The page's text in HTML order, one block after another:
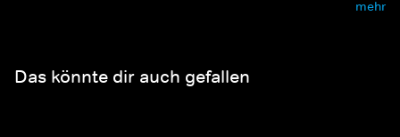
mehr
Das könnte dir auch gefallen